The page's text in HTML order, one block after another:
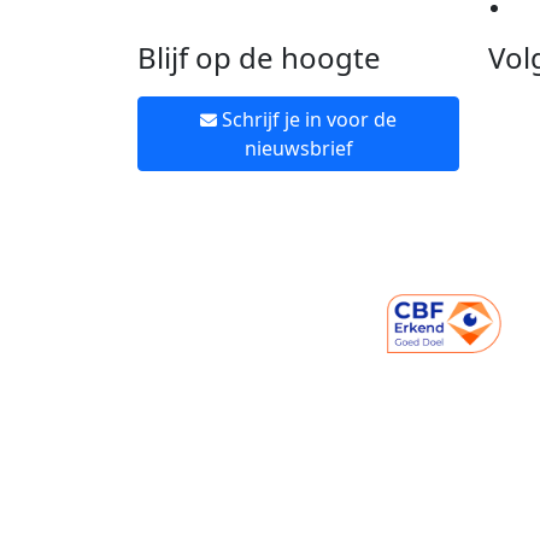
Blijf op de hoogte
Schrijf je in voor de
nieuwsbrief